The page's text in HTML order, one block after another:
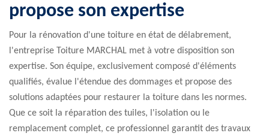
propose son expertise
Pour la rénovation d'une toiture en état de délabrement,
l'entreprise Toiture MARCHAL met à votre disposition son
expertise. Son équipe, exclusivement composé d'éléments
qualifiés, évalue l'étendue des dommages et propose des
solutions adaptées pour restaurer la toiture dans les normes.
Que ce soit la réparation des tuiles, l'isolation ou le
remplacement complet, ce professionnel garantit des travaux